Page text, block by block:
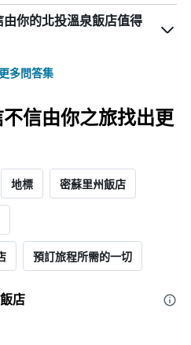
你的北投溫泉飯店值得
多問答集
信由你之旅找出更
地標 密蘇里州飯店
預訂旅程所需的一切
店